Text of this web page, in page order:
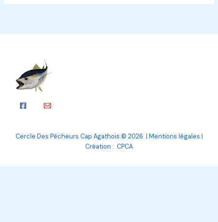
Cercle Des Pêcheurs Cap Agathois © 2026 | Mentions légales |
Création : CPCA